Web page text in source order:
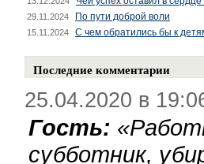
29.11.2024 По пути доброй воли
15.11.2024 С чем обратились бы к
Последние комментарии
25.04.2020 в
Гость: «
субботник,